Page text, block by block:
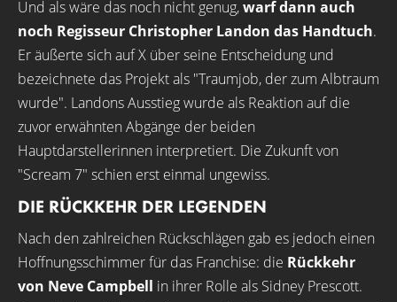
Und als wäre das noch nicht genug,warf dann auch
noch Regisseur Christopher Landon das Handtuch.
Er äußerte sich auf X über seine Entscheidung und
bezeichnete das Projekt als "Traumjob, der zum Albtraum
wurde". Landons Ausstieg wurde als Reaktion auf die
zuvor erwähnten Abgänge der beiden
Hauptdarstellerinnen interpretiert. Die Zukunft von
"Scream 7" schien erst einmal ungewiss.
DIE RÜCKKEHR DER LEGENDEN
Nach den zahlreichen Rückschlägen gab es jedoch einen
Hoffnungsschimmer für das Franchise: die Rückkehr
von Neve Campbell in ihrer Rolle als Sidney Prescott.